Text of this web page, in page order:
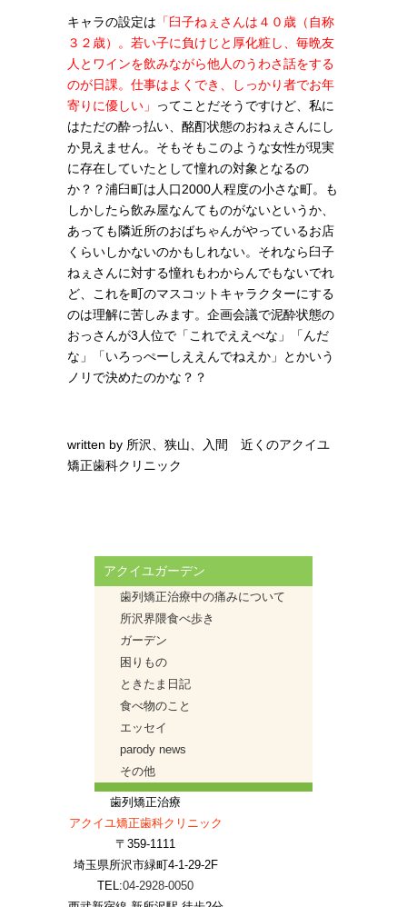
キャラの設定は 「臼子ねぇさんは４０歳（自称
３２歳）。若い子に負けじと厚化粧し、毎晩友
人とワインを飲みながら他人のうわさ話をする
のが日課。仕事はよくでき、しっかり者でお年
寄りに優しい」
ってことだそうですけど、私に
はただの酔っ払い、酩酊状態のおねぇさんにし
か見えません。そもそもこのような女性が現実
に存在していたとして憧れの対象となるの
か？？浦臼町は人口2000人程度の小さな町。も
しかしたら飲み屋なんてものがないというか、
あっても隣近所のおばちゃんがやっているお店
くらいしかないのかもしれない。それなら臼子
ねぇさんに対する憧れもわからんでもないでれ
ど、これを町のマスコットキャラクターにする
のは理解に苦しみます。企画会議で泥酔状態の
おっさんが3人位で「これでええべな」「んだ
な」「いろっぺーしええんでねえか」とかいう
ノリで決めたのかな？？
written by 所沢、狭山、入間 近くのアクイユ
矯正歯科クリニック
アクイユガーデン
歯列矯正治療中の痛みについて
所沢界隈食べ歩き
ガーデン
困りもの
ときたま日記
食べ物のこと
エッセイ
parody news
その他
歯列矯正治療
アクイユ矯正歯科クリニック
〒359-1111
埼玉県所沢市緑町4-1-29-2F
TEL:04-2928-0050